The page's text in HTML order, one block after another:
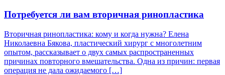
Потребуется ли вам вторичная ринопластика
Вторичная ринопластика: кому и когда нужна? Елена
Николаевна Бякова, пластический хирург с многолетним
опытом, рассказывает о двух самых распространенных
причинах повторного вмешательства. Одна из причин: первая
операция не дала ожидаемого […]